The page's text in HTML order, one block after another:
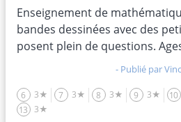
Enseignement de
bandes dessinées avec des
posent plein de questions.
- Publié par
6 3★ 7 3★ 8 3★ 9 3★ 10
13
3★